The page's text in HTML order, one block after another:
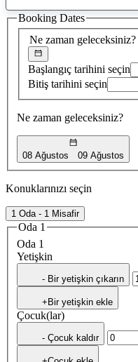
Ne zaman geleceksiniz?
Başlangıç tarihini seçin
Bitiş tarihini seçin
Ne zaman geleceksiniz?
08 Ağustos 09 Ağustos
Booking Dates
Konuklarınızı seçin
1 Oda - 1 Misafir
Oda 1
Oda 1
Yetişkin
- Bir yetişkin çıkarın
+Bir yetişkin ekle
Çocuk(lar)
- Çocuk kaldır